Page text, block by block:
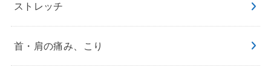
ストレッチ
首・肩の痛み、こり